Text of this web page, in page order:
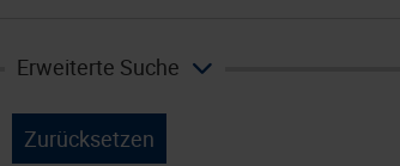
Erweiterte Suche
Zurücksetzen